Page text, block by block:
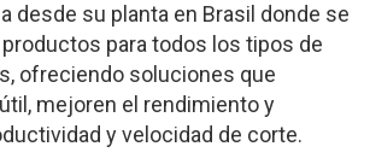
desde su planta en Brasil donde se
para todos los tipos de
ofreciendo soluciones que
mejoren el rendimiento y
y velocidad de corte.